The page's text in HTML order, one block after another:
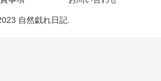
自然戯れ日記.